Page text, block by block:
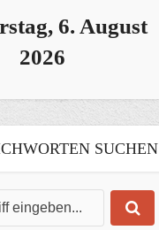
6. August
2026
SUCHEN